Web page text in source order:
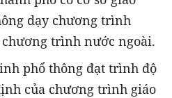
dạy chương trình
trình nước ngoài.
phổ thông đạt trình độ
của chương trình giáo